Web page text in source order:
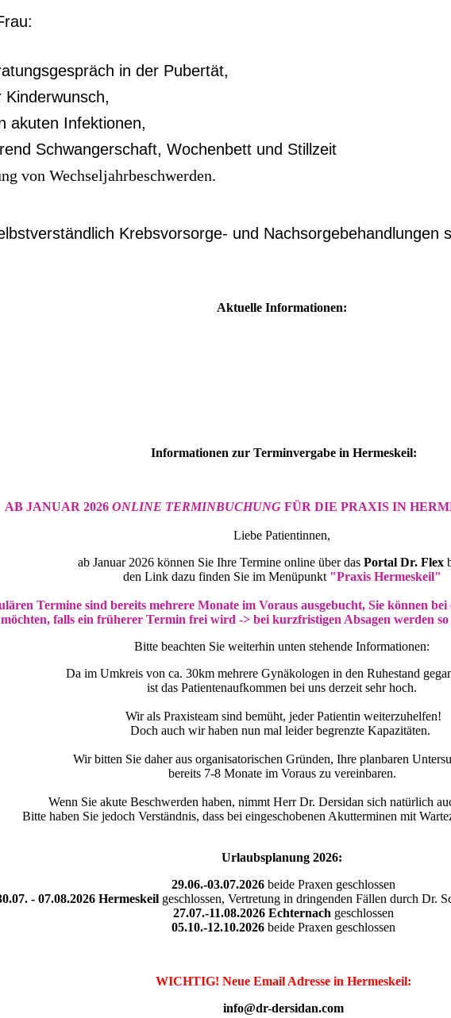
in der Pubertät,
Kinderwunsch,
akuten Infektionen,
Schwangerschaft, Wochenbett und Stillzeit
von Wechseljahrbeschwerden.
Krebsvorsorge- und Nachsorgebehandlungen
Aktuelle Informationen:
Informationen zur Terminvergabe in Hermeskeil:
AB JANUAR 2026 ONLINE TERMINBUCHUNGFÜR DIE PRAXIS IN
Liebe Patientinnen,
ab Januar 2026 können Sie Ihre Termine online über das Portal Dr. Flex
den Link dazu finden Sie im Menüpunkt "Praxis Hermeskeil"
Termine sind bereits mehrere Monate im Voraus ausgebucht, Sie können
falls ein früherer Termin frei wird -> bei kurzfristigen Absagen werden
Bitte beachten Sie weiterhin unten stehende Informationen:
Da im Umkreis von ca. 30km mehrere Gynäkologen in den Ruhestand
ist das Patientenaufkommen bei uns derzeit sehr hoch.
Wir als Praxisteam sind bemüht, jeder Patientin weiterzuhelfen!
Doch auch wir haben nun mal leider begrenzte Kapazitäten.
Wir bitten Sie daher aus organisatorischen Gründen, Ihre planbaren
bereits 7-8 Monate im Voraus zu vereinbaren.
Wenn Sie akute Beschwerden haben, nimmt Herr Dr. Dersidan sich natürlich
Bitte haben Sie jedoch Verständnis, dass bei eingeschobenen Akutterminen mit
Urlaubsplanung 2026:
29.06.-03.07.2026 beide Praxen geschlossen
- 07.08.2026 Hermeskeil geschlossen, Vertretung in dringenden Fällen durch Dr.
27.07.-11.08.2026 Echternach geschlossen
05.10.-12.10.2026 beide Praxen geschlossen
WICHTIG! Neue Email Adresse in Hermeskeil:
info@dr-dersidan.com